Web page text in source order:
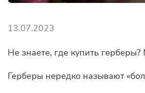
13.07.2023
Не знаете, где купить
Герберы нередко называют